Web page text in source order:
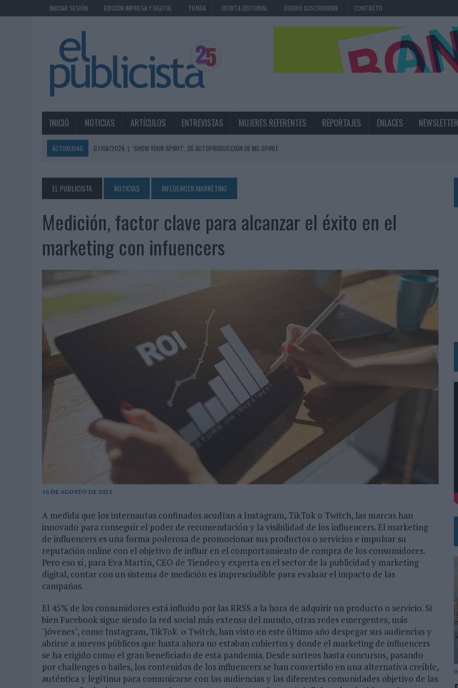
INICIAR SESIÓN EDICIÓN IMPRESA Y DIGITAL TIENDA OFERTA EDITORIAL QUIERO SUSCRIBIRME CONTACTO
INICIO NOTICIAS ARTÍCULOS ENTREVISTAS MUJERES REFERENTES REPORTAJES ENLACES NEWSLETTER
ACTUALIDAD 07/08/2026 | ‘SHOW YOUR SPIRIT’, DE AUTOPRODUCCIÓN DE MG SPIRIT
07/08/2026 | MG SPIRIT RELANZA SU MARCA CON UNA ESTRATEGIA 360º CENTRADA EN EL ORIGEN BARCELONÉS
07/08/2026
| PATRÓN CONVIERTE EL NUEVO SINGLE DE ARÓN PIPER EN UNA EXPERIENCIA DE MARCA EN IBIZA
07/08/2026 | EL VERANO PONE A PRUEBA LA ESTRATEGIA DIGITAL DE LAS MARCAS
07/08/2026
VUELING CONVIERTE LOS RECUERDOS EN SOUVENIRS CON IA
SIETE DE CADA DIEZ EMPRESAS ESPAÑOLAS NO INTEGRAN LA INFANCIA EN SU ESTRATEGIA
LA TELEVISIÓN SIGUE LIDERANDO EL CONSUMO DE MEDIOS EN VERANO Y SUPERA AL MÓVIL COMO DISPOSITIVO MÁS UTILIZADO
06/08/2026
EL USO DE LA IA GENERATIVA ALCANZA YA AL 62% DE LOS ESPAÑOLES
06/08/2026
SYSTEM1 NOMBRA A KIMBERLY BASTONI COMO NUEVA DIRECTORA COMERCIAL GLOBAL
FRIGO Y UNIQLO LANZAN UNA COLECCIÓN PERSONALIZABLE INSPIRADA EN CORNETTO, CALIPPO Y SOLERO
06/08/2026
LA IA ESTÁ SUBIENDO EL LISTÓN DE LA CREATIVIDAD
BEON WORLDWIDE LANZA RAÍZ URBANA PARA TRANSFORMAR EL PATRIMONIO HISTÓRICO EN ACTIVOS CULTURALES Y ECONÓMICOS
FABRA COMUNICACIÓN INCORPORA A CASONÁ Y ASUME LA GESTIÓN DE SUS RELACIONES CON LOS MEDIOS
LOPESAN HOTELS & RESORTS ACERCA EL PARAÍSO CANARIO EN SU ÚLTIMA CAMPAÑA INTERNACIONAL
LUIS ARQUILLOS (BURGO DE ARIAS): “LA CONSTRUCCIÓN DE MARCA A LARGO PLAZO Y LA MEDICIÓN SON DOS CARAS DE LA MISMA
07/08/2026
‘ALEXIA PUTELLAS X GALAXY Z FOLD8 – SIN LÍMITES’, DE CHEIL SPAIN PARA SAMSUNG ELECTRONICS IBERIA
EL PUBLICISTA NOTICIAS INFLUENCER MARKETING
Medición, factor clave para alcanzar el éxito en el
marketing con infuencers
16 DE AGOSTO DE 2021
A medida que los internautas confinados acudían a Instagram, TikTok o Twitch, las marcas han
innovado para conseguir el poder de recomendación y la visibilidad de los influencers. El marketing
de influencers es una forma poderosa de promocionar sus productos o servicios e impulsar su
reputación online con el objetivo de influir en el comportamiento de compra de los consumidores.
Pero eso sí, para Eva Martín, CEO de Tiendeo y experta en el sector de la publicidad y marketing
digital, contar con un sistema de medición es imprescindible para evaluar el impacto de las
campañas.
El 45% de los consumidores está influido por las RRSS a la hora de adquirir un producto o servicio. Si
bien Facebook sigue siendo la red social más extensa del mundo, otras redes emergentes, más
"jóvenes", como Instagram, TikTok o Twitch, han visto en este último año despegar sus audiencias y
abrirse a nuevos públicos que hasta ahora no estaban cubiertos y donde el marketing de influencers
se ha erigido como el gran beneficiado de esta pandemia. Desde sorteos hasta concursos, pasando
por challenges o bailes, los contenidos de los influencers se han convertido en una alternativa creíble,
auténtica y legítima para comunicarse con las audiencias y las diferentes comunidades objetivo de las